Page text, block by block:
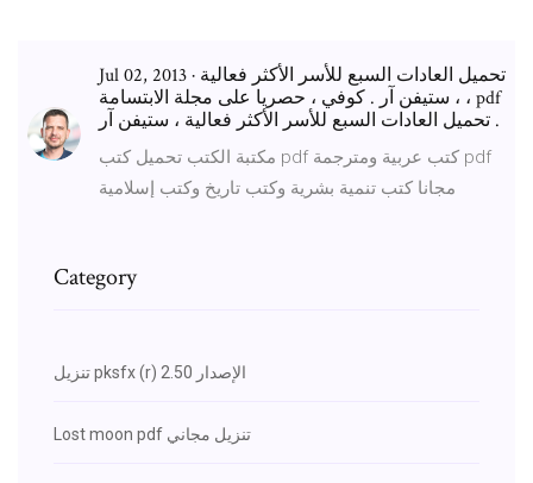
Jul 02, 2013 · تحميل العادات السبع للأسر الأكثر فعالية
، ستيفن آر . كوفي ، حصريا على مجلة الابتسامة ، pdf
تحميل العادات السبع للأسر الأكثر فعالية ، ستيفن آر .
مكتبة الكتب تحميل كتب pdf كتب عربية ومترجمة pdf
مجانا كتب تنمية بشرية وكتب تاريخ وكتب إسلامية
Category
تنزيل pksfx (r) الإصدار 2.50
Lost moon pdf تنزيل مجاني